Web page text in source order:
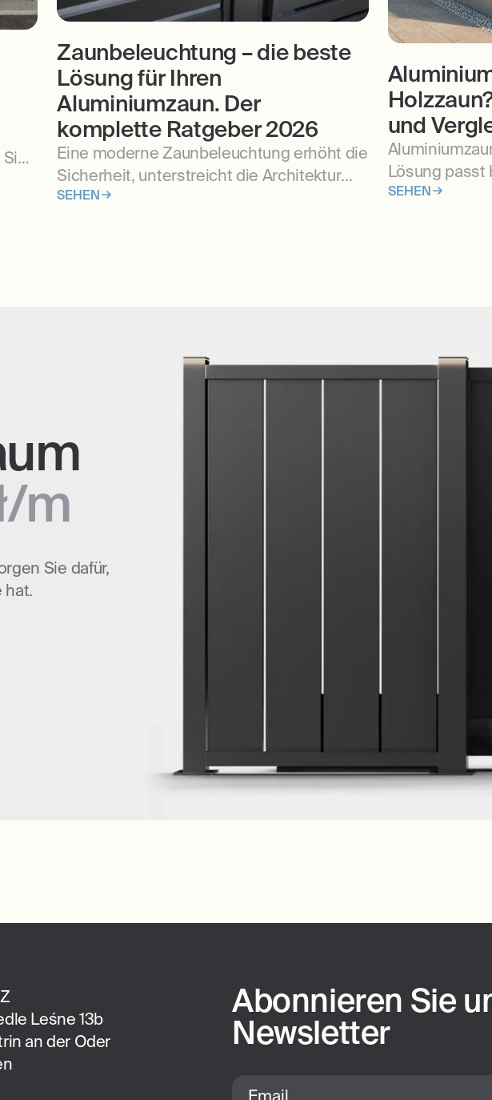
Zaunbeleuchtung – die beste
Lösung für Ihren
Aluminiumzaun. Der
komplette Ratgeber 2026
Eine moderne Zaunbeleuchtung erhöht die
Sicherheit, unterstreicht die Architektur
Ihres Hauses und sorgt für mehr Komfort
SEHEN
und
Lösung passt
vergleichen
SEHEN
m
Sie dafür,
hat.
Leśne 13b
an der Oder
Abonnieren Sie
Newsletter